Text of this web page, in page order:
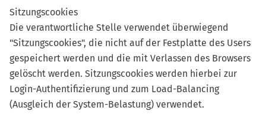
Sitzungscookies
Die verantwortliche Stelle verwendet überwiegend
"Sitzungscookies", die nicht auf der Festplatte des Users
gespeichert werden und die mit Verlassen des Browsers
gelöscht werden. Sitzungscookies werden hierbei zur
Login-Authentifizierung und zum Load-Balancing
(Ausgleich der System-Belastung) verwendet.